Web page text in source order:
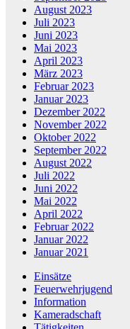
August 2023
Juli 2023
Juni 2023
Mai 2023
April 2023
März 2023
Februar 2023
Januar 2023
Dezember 2022
November 2022
Oktober 2022
September 2022
August 2022
Juli 2022
Juni 2022
Mai 2022
April 2022
Februar 2022
Januar 2022
Januar 2021
Einsätze
Feuerwehrjugend
Information
Kameradschaft